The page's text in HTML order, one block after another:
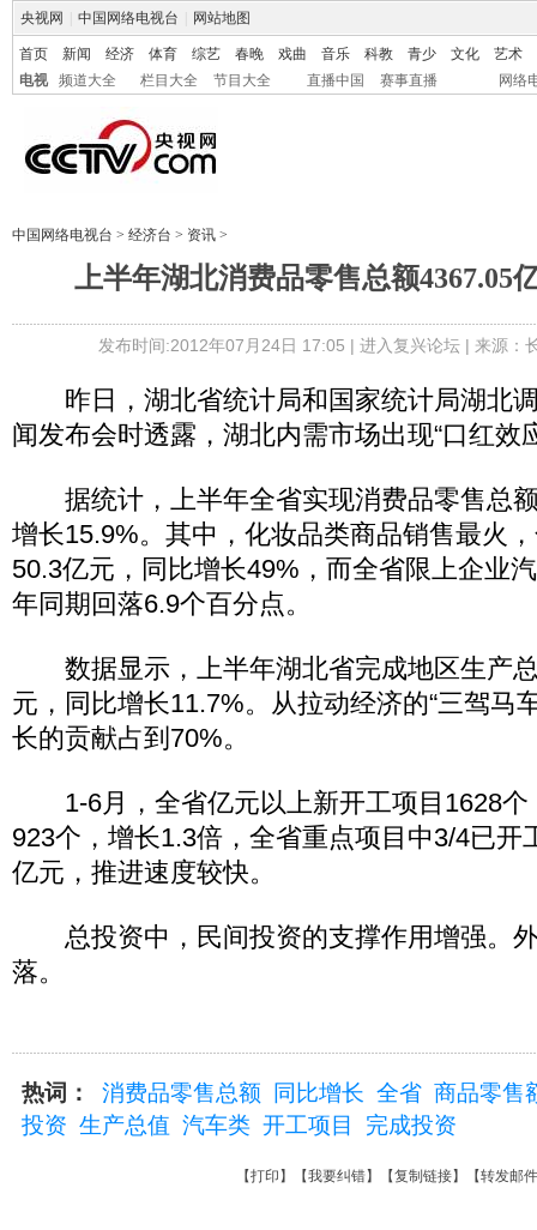
央视网 中国网络电视台 网站地图
首页 新闻 经济 体育 综艺 春晚 戏曲 音乐 科教 青少 文化
艺术
电视
频道大全 栏目大全 节目大全 直播中国 赛事直播 网络
中国网络电视台 > 经济台 > 资讯 >
上半年湖北消费品零售总额4367.05
发布时间:2012年07月24日 17:05 | 进入复兴论坛| 来源：
昨日，湖北省统计局和国家统计局湖北
闻发布会时透露，湖北内需市场出现“口红效
据统计，上半年全省实现消费品零售总额
增长15.9%。其中，化妆品类商品销售最火
50.3亿元，同比增长49%，而全省限上企业
年同期回落6.9个百分点。
数据显示，上半年湖北省完成地区生产总
元，同比增长11.7%。从拉动经济的“三驾马
长的贡献占到70%。
1-6月，全省亿元以上新开工项目1628个
923个，增长1.3倍，全省重点项目中3/4已开
亿元，推进速度较快。
总投资中，民间投资的支撑作用增强。
落。
热词： 消费品零售总额 同比增长 全省 商品零售
投资 生产总值 汽车类 开工项目 完成投资
【打印 】【我要纠错】【复制链接】【转发邮件